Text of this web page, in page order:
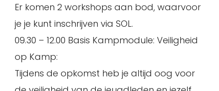
Er komen 2 workshops aan bod, waarvoor
je je kunt inschrijven via SOL.
09.30 – 12.00 Basis Kampmodule: Veiligheid
op Kamp:
Tijdens de opkomst heb je altijd oog voor